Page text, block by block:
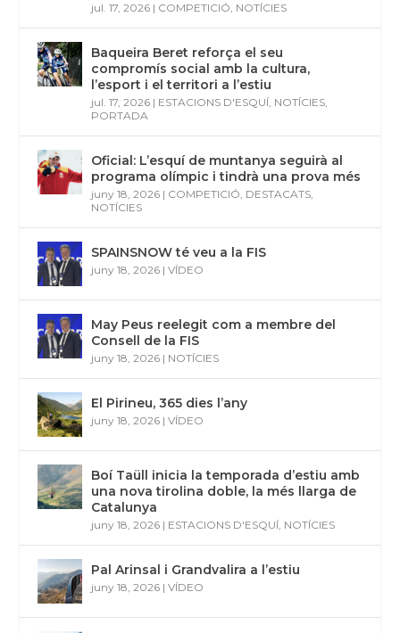
jul. 17, 2026 | COMPETICIÓ, NOTÍCIES
Baqueira Beret reforça el seu
compromís social amb la cultura,
l’esport i el territori a l’estiu
jul. 17, 2026 | ESTACIONS D'ESQUÍ, NOTÍCIES,
PORTADA
Oficial: L’esquí de muntanya seguirà al
programa olímpic i tindrà una prova més
juny 18, 2026 | COMPETICIÓ, DESTACATS,
NOTÍCIES
SPAINSNOW té veu a la FIS
juny 18, 2026 |VÍDEO
May Peus reelegit com a membre del
Consell de la FIS
juny 18, 2026 | NOTÍCIES
El Pirineu, 365 dies l’any
juny 18, 2026 |VÍDEO
Boí Taüll inicia la temporada d’estiu amb
una nova tirolina doble, la més llarga de
Catalunya
juny 18, 2026 | ESTACIONS D'ESQUÍ, NOTÍCIES
Pal Arinsal i Grandvalira a l’estiu
juny 18, 2026 |VÍDEO